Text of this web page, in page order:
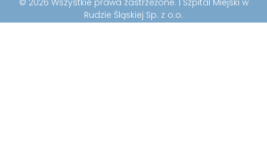
© 2026 Wszystkie prawa zastrzeżone. | Szpital Miejski w
Rudzie Śląskiej Sp. z o.o.